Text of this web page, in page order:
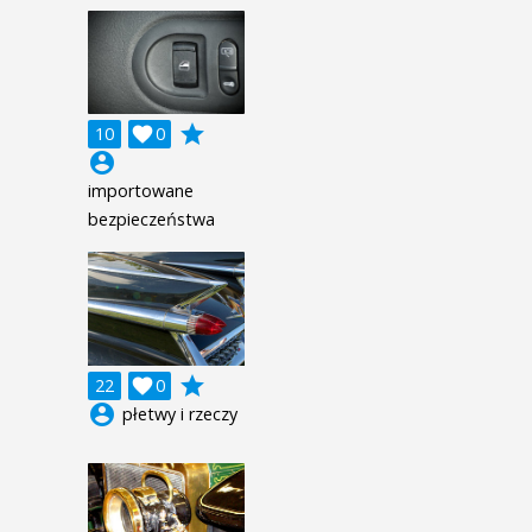
10 0

grade
account_circle
importowane
bezpieczeństwa
22 0

grade
account_circle płetwy i rzeczy